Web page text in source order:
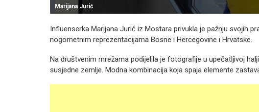
Marijana Jurić
Influenserka Marijana Jurić iz Mostara privukla je pažnju svojih
nogometnim reprezentacijama Bosne i Hercegovine i Hrvatske.
Na društvenim mrežama podijelila je fotografije u upečatljivoj
susjedne zemlje. Modna kombinacija koja spaja elemente